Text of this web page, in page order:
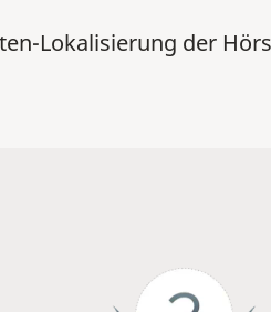
Lokalisierung der